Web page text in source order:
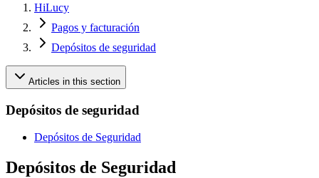
HiLucy
Pagos y facturación
Depósitos de seguridad
Articles in this section
Depósitos de seguridad
Depósitos de Seguridad
Depósitos de Seguridad